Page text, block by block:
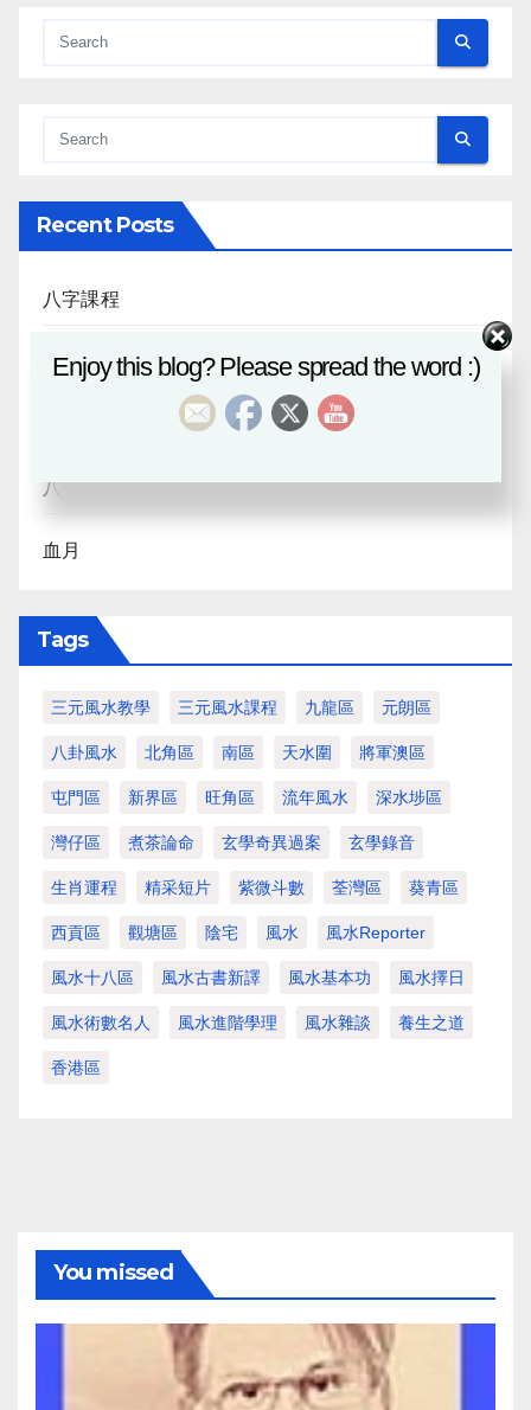
Recent Posts
八字課程
風水班招生
八字探源
血月
Tags
三元風水教學 三元風水課程 九龍區 元朗區
八卦風水 北角區 南區 天水圍 將軍澳區
屯門區 新界區 旺角區 流年風水 深水埗區
灣仔區 煮茶論命 玄學奇異過案 玄學錄音
生肖運程 精采短片 紫微斗數 荃灣區 葵青區
西貢區 觀塘區 陰宅 風水 風水Reporter
風水十八區 風水古書新譯 風水基本功 風水擇日
風水術數名人 風水進階學理 風水雜談 養生之道
香港區
You missed
Enjoy this blog? Please spread the word :)